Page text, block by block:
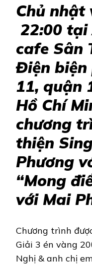
Chủ nhật
22:00 tại
cafe Sân
Điện biện
11, quận
Hồ Chí
chương
thiện
Phương
“Mong
với Mai
Chương trình
Giải 3 én vàng
Nghị & anh chị